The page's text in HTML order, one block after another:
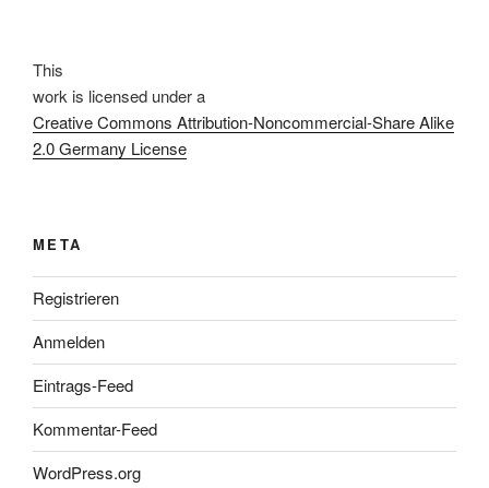
This
work is licensed under a
Creative Commons Attribution-Noncommercial-Share Alike
2.0 Germany License
META
Registrieren
Anmelden
Eintrags-Feed
Kommentar-Feed
WordPress.org